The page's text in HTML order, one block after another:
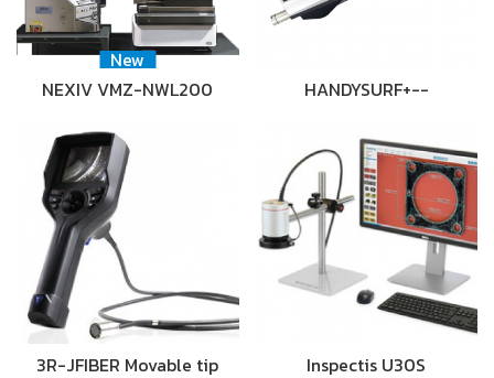
New
NEXIV VMZ-NWL200
HANDYSURF+--
3R-JFIBER Movable tip Inspectis U30S